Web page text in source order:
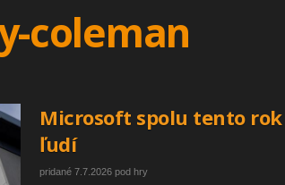
coleman
Microsoft spolu tento
ľudí
pridané 7.7.2026 pod hry